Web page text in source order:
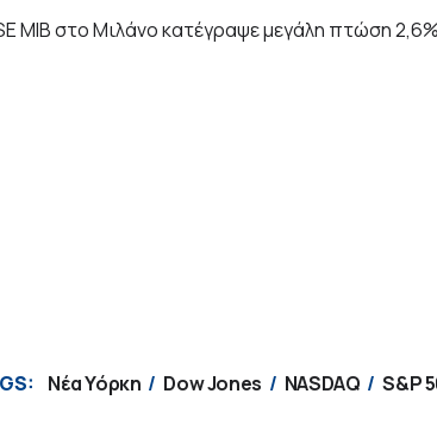
MIB στο Μιλάνο κατέγραψε μεγάλη πτώση
Νέα Υόρκη Dow Jones NASDAQ S&P